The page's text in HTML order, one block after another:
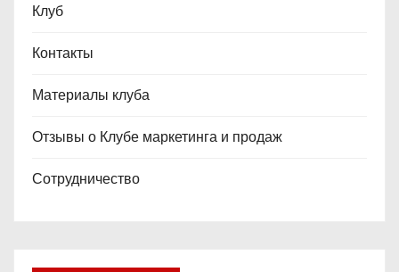
Клуб
Контакты
Материалы клуба
Отзывы о Клубе маркетинга и продаж
Сотрудничество